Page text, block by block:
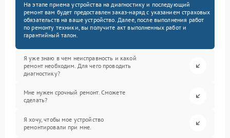
На этапе приема устройства на диагностику и последующий
ремонт вам будет предоставлен заказ-наряд с указанием страховых
обязательств на ваше устройство. Далее, после выполнения работ
по ремонту техники, вы получите акт выполненных работ и
гарантийный талон.
Я уже знаю в чем неисправность и какой
ремонт необходим. Для чего проводить
диагностику?
Мне нужен срочный ремонт. Сможете
сделать?
Я хочу, чтобы мое устройство
ремонтировали при мне.